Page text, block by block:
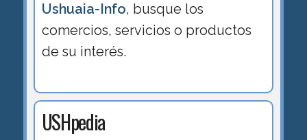
Ushuaia-Info, busque los
comercios, servicios o productos
de su interés.
USHpedia